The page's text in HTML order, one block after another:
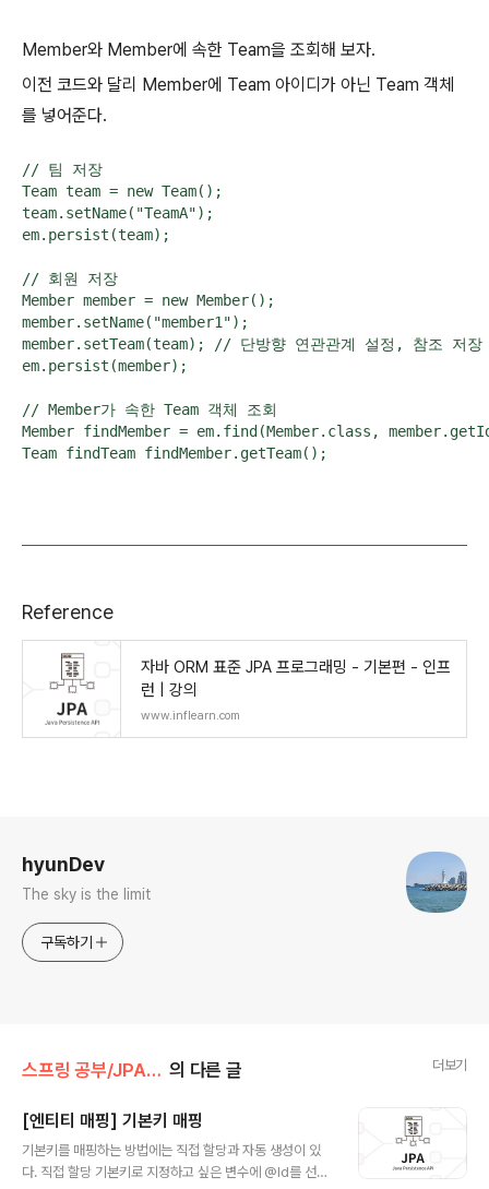
Member와 Member에 속한 Team을 조회해 보자.
이전 코드와 달리 Member에 Team 아이디가 아닌 Team 객체
를 넣어준다.
// 팀 저장
Team team = new Team();
team.setName("TeamA");
em.persist(team);
// 회원 저장
Member member = new Member();
member.setName("member1");
member.setTeam(team); // 단방향 연관관계 설정, 참조 저장
em.persist(member);
// Member가 속한 Team 객체 조회
Member findMember = em.find(Member.class,
Team findTeam findMember.getTeam();
Reference
자바 ORM 표준 JPA 프로그래밍 - 기본편 - 인프
런 | 강의
www.inflearn.com
hyunDev
The sky is the limit
구독하기
스프링 공부/JPA 기본 의 다른 글 더보기
[엔티티 매핑] 기본키 매핑
기본키를 매핑하는 방법에는 직접 할당과 자동 생성이 있
다. 직접 할당 기본키로 지정하고 싶은 변수에 @Id를 선언